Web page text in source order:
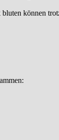
können